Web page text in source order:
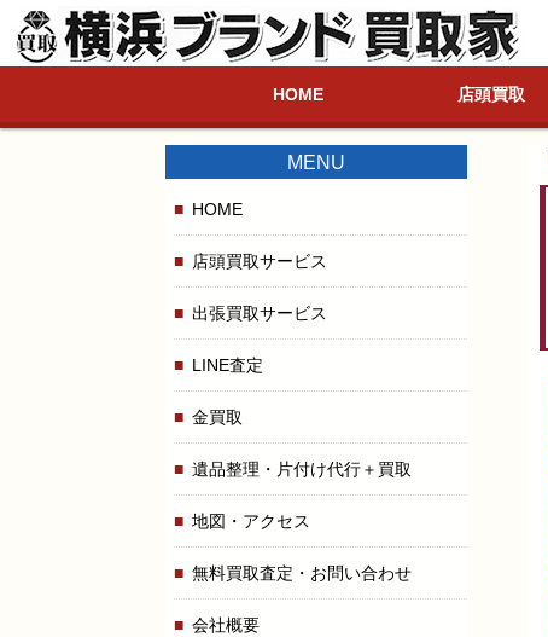
HOME 店頭買取
MENU
HOME
店頭買取サービス
出張買取サービス
LINE査定
金買取
遺品整理・片付け代行＋買取
地図・アクセス
無料買取査定・お問い合わせ
会社概要